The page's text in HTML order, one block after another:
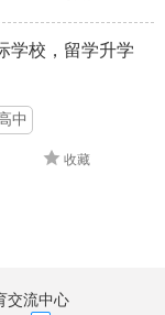
学校，留学升学
中
收藏
交流中心